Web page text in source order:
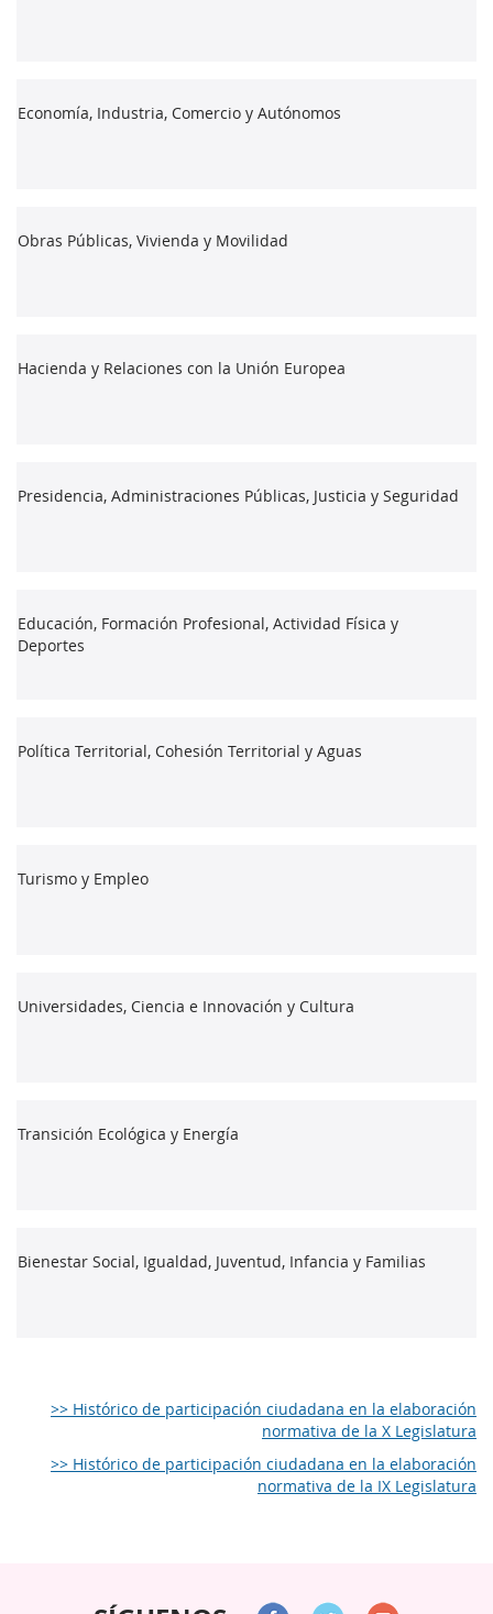
Economía, Industria, Comercio y Autónomos
Obras Públicas, Vivienda y Movilidad
Hacienda y Relaciones con la Unión Europea
Presidencia, Administraciones Públicas, Justicia y Seguridad
Educación, Formación Profesional, Actividad Física y
Deportes
Política Territorial, Cohesión Territorial y Aguas
Turismo y Empleo
Universidades, Ciencia e Innovación y Cultura
Transición Ecológica y Energía
Bienestar Social, Igualdad, Juventud, Infancia y Familias
>> Histórico de participación ciudadana en la elaboración
normativa de la X Legislatura
>> Histórico de participación ciudadana en la elaboración
normativa de la IX Legislatura